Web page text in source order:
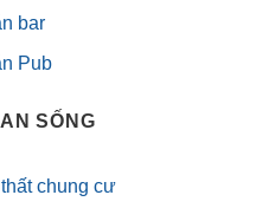
bar
Pub
SỐNG
chung cư